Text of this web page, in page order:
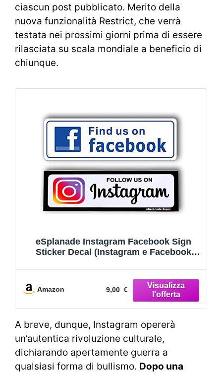
ciascun post pubblicato. Merito della
nuova funzionalità Restrict, che verrà
testata nei prossimi giorni prima di essere
rilasciata su scala mondiale a beneficio di
chiunque.
eSplanade Instagram Facebook Sign
Sticker Decal (Instagram e Facebook
Amazon 9,00 €
A breve, dunque, Instagram opererà
un’autentica rivoluzione culturale,
dichiarando apertamente guerra a
qualsiasi forma di bullismo. Dopo una